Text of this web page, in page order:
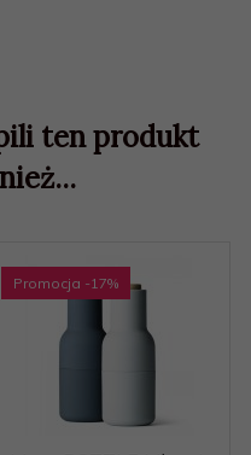
ten produkt
Promocja -17%